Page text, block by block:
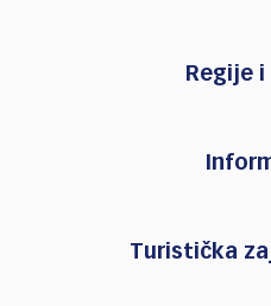
Regije
Turistička